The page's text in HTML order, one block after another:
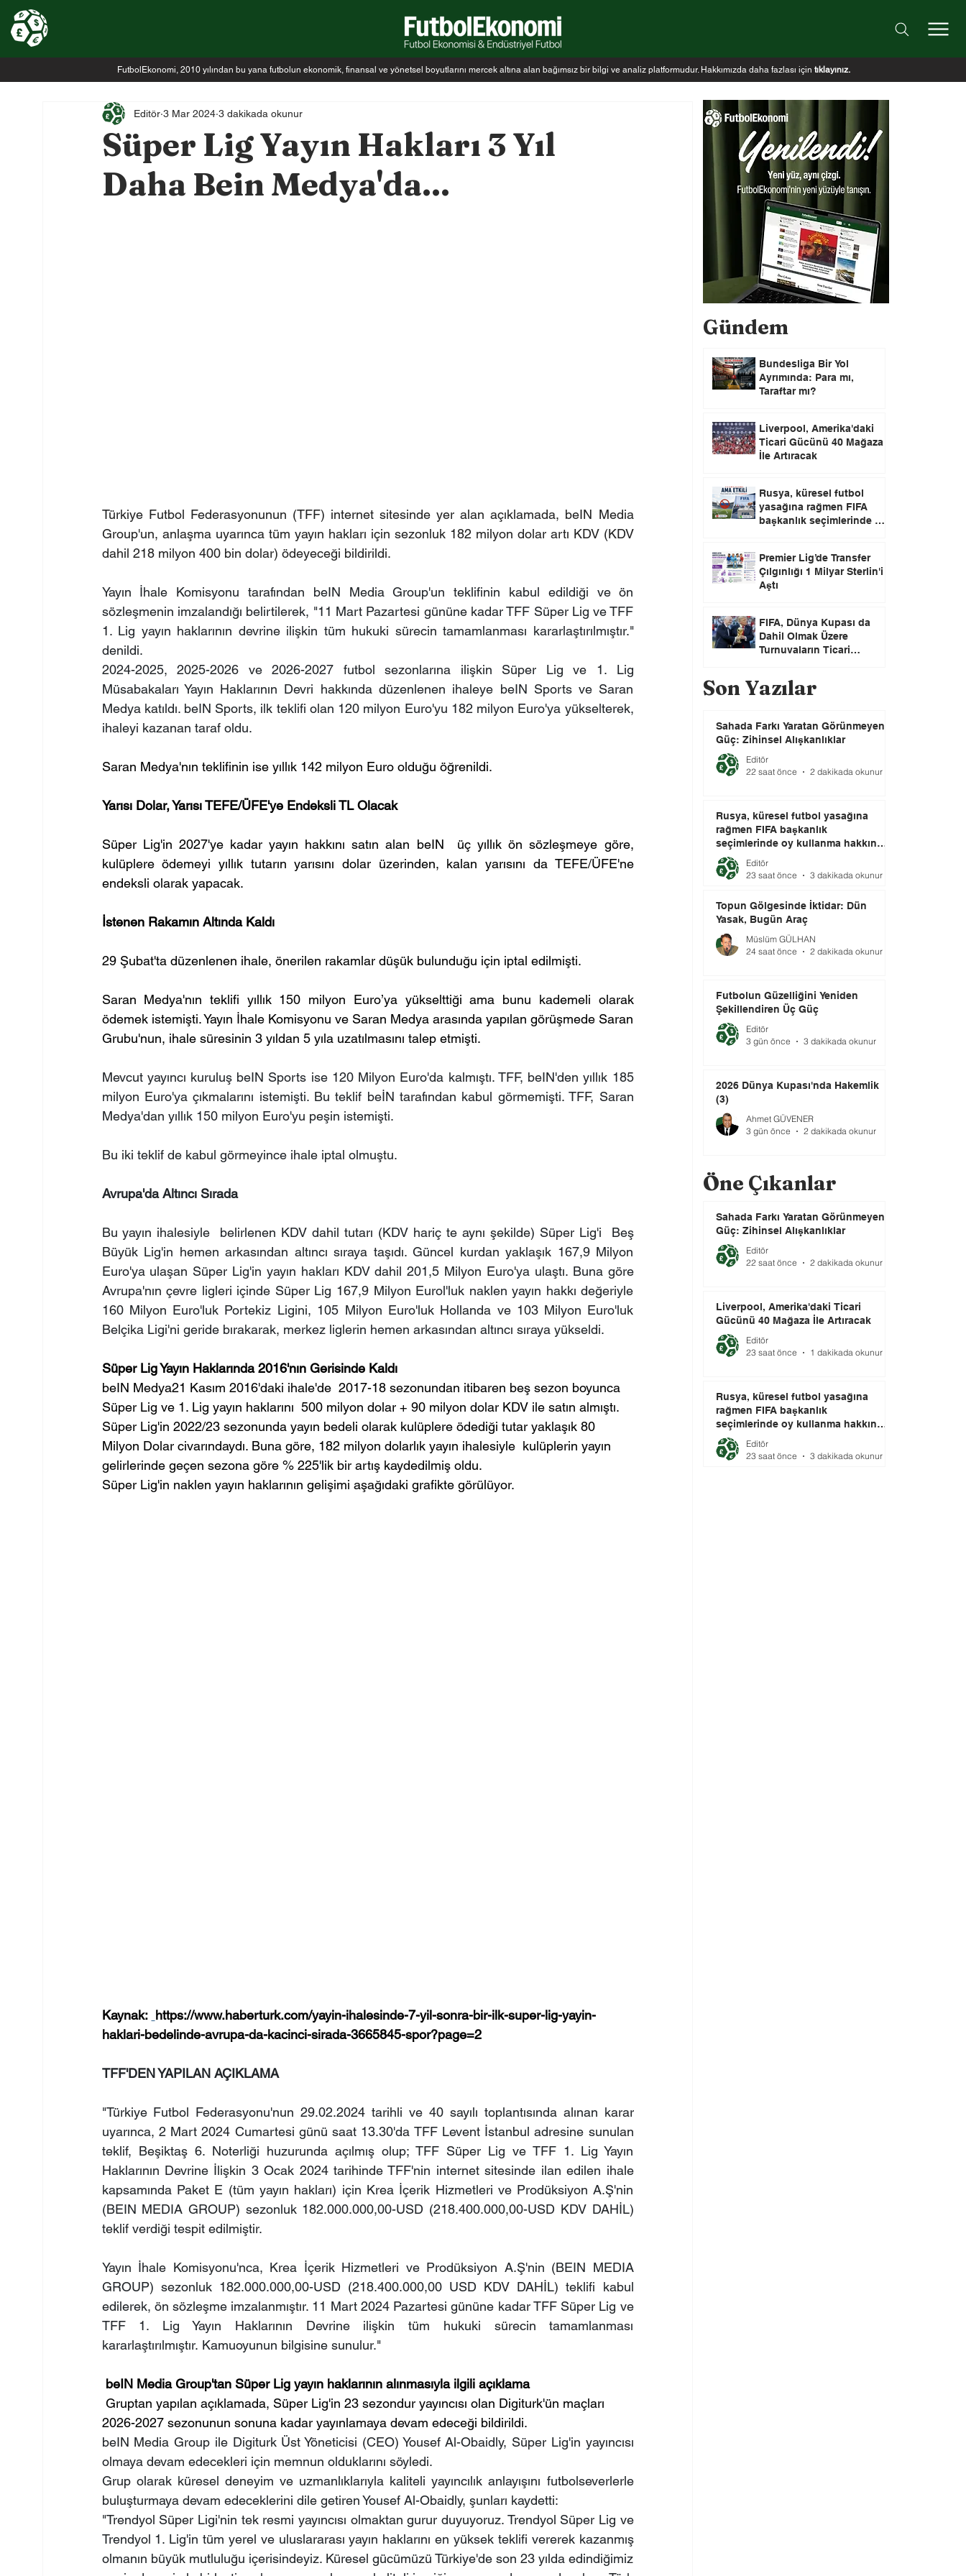
FutbolEkonomi, 2010 yılından bu yana futbolun ekonomik, finansal ve yönetsel boyutlarını mercek altına alan bağımsız bir bilgi ve analiz platformudur. Hakkımızda daha fazlası için tıklayınız.
Süper Lig Yayın Hakları 3 Yıl
Daha Bein Medya'da...
Editör 3 Mar 2024 3 dakikada okunur
Türkiye Futbol Federasyonunun (TFF) internet sitesinde yer alan açıklamada, beIN Media
Group'un, anlaşma uyarınca tüm yayın hakları için sezonluk 182 milyon dolar artı KDV (KDV
dahil 218 milyon 400 bin dolar) ödeyeceği bildirildi.
Yayın İhale Komisyonu tarafından beIN Media Group'un teklifinin kabul edildiği ve ön
sözleşmenin imzalandığı belirtilerek, "11 Mart Pazartesi gününe kadar TFF Süper Lig ve TFF
1. Lig yayın haklarının devrine ilişkin tüm hukuki sürecin tamamlanması kararlaştırılmıştır."
denildi.
2024-2025, 2025-2026 ve 2026-2027 futbol sezonlarına ilişkin Süper Lig ve 1. Lig
Müsabakaları Yayın Haklarının Devri hakkında düzenlenen ihaleye beIN Sports ve Saran
Medya katıldı. beIN Sports, ilk teklifi olan 120 milyon Euro'yu 182 milyon Euro'ya yükselterek,
ihaleyi kazanan taraf oldu.
Saran Medya'nın teklifinin ise yıllık 142 milyon Euro olduğu öğrenildi.
Yarısı Dolar, Yarısı TEFE/ÜFE'ye Endeksli TL Olacak
Süper Lig'in 2027'ye kadar yayın hakkını satın alan beIN  üç yıllık ön sözleşmeye göre,
kulüplere ödemeyi yıllık tutarın yarısını dolar üzerinden, kalan yarısını da TEFE/ÜFE'ne
endeksli olarak yapacak.
İstenen Rakamın Altında Kaldı
29 Şubat'ta düzenlenen ihale, önerilen rakamlar düşük bulunduğu için iptal edilmişti.
Saran Medya'nın teklifi yıllık 150 milyon Euro’ya yükselttiği ama bunu kademeli olarak
ödemek istemişti. Yayın İhale Komisyonu ve Saran Medya arasında yapılan görüşmede Saran
Grubu'nun, ihale süresinin 3 yıldan 5 yıla uzatılmasını talep etmişti.
Mevcut yayıncı kuruluş beIN Sports ise 120 Milyon Euro'da kalmıştı. TFF, beIN'den yıllık 185
milyon Euro'ya çıkmalarını istemişti. Bu teklif beİN tarafından kabul görmemişti. TFF, Saran
Medya'dan yıllık 150 milyon Euro'yu peşin istemişti.
Bu iki teklif de kabul görmeyince ihale iptal olmuştu.
Avrupa'da Altıncı Sırada
Bu yayın ihalesiyle  belirlenen KDV dahil tutarı (KDV hariç te aynı şekilde) Süper Lig'i  Beş
Büyük Lig'in hemen arkasından altıncı sıraya taşıdı. Güncel kurdan yaklaşık 167,9 Milyon
Euro'ya ulaşan Süper Lig'in yayın hakları KDV dahil 201,5 Milyon Euro'ya ulaştı. Buna göre
Avrupa'nın çevre ligleri içinde Süper Lig 167,9 Milyon Eurol'luk naklen yayın hakkı değeriyle
160 Milyon Euro'luk Portekiz Ligini, 105 Milyon Euro'luk Hollanda ve 103 Milyon Euro'luk
Belçika Ligi'ni geride bırakarak, merkez liglerin hemen arkasından altıncı sıraya yükseldi.
Süper Lig Yayın Haklarında 2016'nın Gerisinde Kaldı
beIN Medya21 Kasım 2016'daki ihale'de  2017-18 sezonundan itibaren beş sezon boyunca
Süper Lig ve 1. Lig yayın haklarını  500 milyon dolar + 90 milyon dolar KDV ile satın almıştı.
Süper Lig'in 2022/23 sezonunda yayın bedeli olarak kulüplere ödediği tutar yaklaşık 80
Milyon Dolar civarındaydı. Buna göre, 182 milyon dolarlık yayın ihalesiyle  kulüplerin yayın
gelirlerinde geçen sezona göre % 225'lik bir artış kaydedilmiş oldu.
Süper Lig'in naklen yayın haklarının gelişimi aşağıdaki grafikte görülüyor.
Kaynak: https://www.haberturk.com/yayin-ihalesinde-7-yil-sonra-bir-ilk-super-lig-yayin-
haklari-bedelinde-avrupa-da-kacinci-sirada-3665845-spor?page=2
TFF'DEN YAPILAN AÇIKLAMA
"Türkiye Futbol Federasyonu'nun 29.02.2024 tarihli ve 40 sayılı toplantısında alınan karar
uyarınca, 2 Mart 2024 Cumartesi günü saat 13.30'da TFF Levent İstanbul adresine sunulan
teklif, Beşiktaş 6. Noterliği huzurunda açılmış olup; TFF Süper Lig ve TFF 1. Lig Yayın
Haklarının Devrine İlişkin 3 Ocak 2024 tarihinde TFF'nin internet sitesinde ilan edilen ihale
kapsamında Paket E (tüm yayın hakları) için Krea İçerik Hizmetleri ve Prodüksiyon A.Ş'nin
(BEIN MEDIA GROUP) sezonluk 182.000.000,00-USD (218.400.000,00-USD KDV DAHİL)
teklif verdiği tespit edilmiştir.
Yayın İhale Komisyonu'nca, Krea İçerik Hizmetleri ve Prodüksiyon A.Ş'nin (BEIN MEDIA
GROUP) sezonluk 182.000.000,00-USD (218.400.000,00 USD KDV DAHİL) teklifi kabul
edilerek, ön sözleşme imzalanmıştır. 11 Mart 2024 Pazartesi gününe kadar TFF Süper Lig ve
TFF 1. Lig Yayın Haklarının Devrine ilişkin tüm hukuki sürecin tamamlanması
kararlaştırılmıştır. Kamuoyunun bilgisine sunulur."
beIN Media Group'tan Süper Lig yayın haklarının alınmasıyla ilgili açıklama
Gruptan yapılan açıklamada, Süper Lig'in 23 sezondur yayıncısı olan Digiturk'ün maçları
2026-2027 sezonunun sonuna kadar yayınlamaya devam edeceği bildirildi.
beIN Media Group ile Digiturk Üst Yöneticisi (CEO) Yousef Al-Obaidly, Süper Lig'in yayıncısı
olmaya devam edecekleri için memnun olduklarını söyledi.
Grup olarak küresel deneyim ve uzmanlıklarıyla kaliteli yayıncılık anlayışını futbolseverlerle
buluşturmaya devam edeceklerini dile getiren Yousef Al-Obaidly, şunları kaydetti:
"Trendyol Süper Ligi'nin tek resmi yayıncısı olmaktan gurur duyuyoruz. Trendyol Süper Lig ve
Trendyol 1. Lig'in tüm yerel ve uluslararası yayın haklarını en yüksek teklifi vererek kazanmış
olmanın büyük mutluluğu içerisindeyiz. Küresel gücümüzü Türkiye'de son 23 yılda edindiğimiz
Gündem
Bundesliga Bir Yol
Ayrımında: Para mı,
Taraftar mı?
Liverpool, Amerika'daki
Ticari Gücünü 40 Mağaza
İle Artıracak
Rusya, küresel futbol
yasağına rağmen FIFA
başkanlık seçimlerinde oy
Premier Lig’de Transfer
Çılgınlığı 1 Milyar Sterlin'i
Aştı
FIFA, Dünya Kupası da
Dahil Olmak Üzere
Turnuvaların Ticari
Son Yazılar
Sahada Farkı Yaratan Görünmeyen
Güç: Zihinsel Alışkanlıklar
Editör
22 saat önce
2 dakikada okunur
Rusya, küresel futbol yasağına
rağmen FIFA başkanlık
seçimlerinde oy kullanma hakkını
elinde tutuyor.
Editör
23 saat önce
3 dakikada okunur
Topun Gölgesinde İktidar: Dün
Yasak, Bugün Araç
Müslüm GÜLHAN
24 saat önce
2 dakikada okunur
Futbolun Güzelliğini Yeniden
Şekillendiren Üç Güç
Editör
3 gün önce
3 dakikada okunur
2026 Dünya Kupası'nda Hakemlik
(3)
Ahmet GÜVENER
3 gün önce
2 dakikada okunur
Öne Çıkanlar
Sahada Farkı Yaratan Görünmeyen
Güç: Zihinsel Alışkanlıklar
Editör
22 saat önce
2 dakikada okunur
Liverpool, Amerika'daki Ticari
Gücünü 40 Mağaza İle Artıracak
Editör
23 saat önce
1 dakikada okunur
Rusya, küresel futbol yasağına
rağmen FIFA başkanlık
seçimlerinde oy kullanma hakkını
elinde tutuyor.
Editör
23 saat önce
3 dakikada okunur